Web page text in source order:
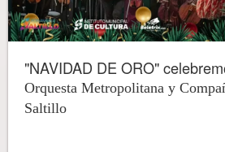
"NAVIDAD DE
Orquesta Metropolitana y
Saltillo